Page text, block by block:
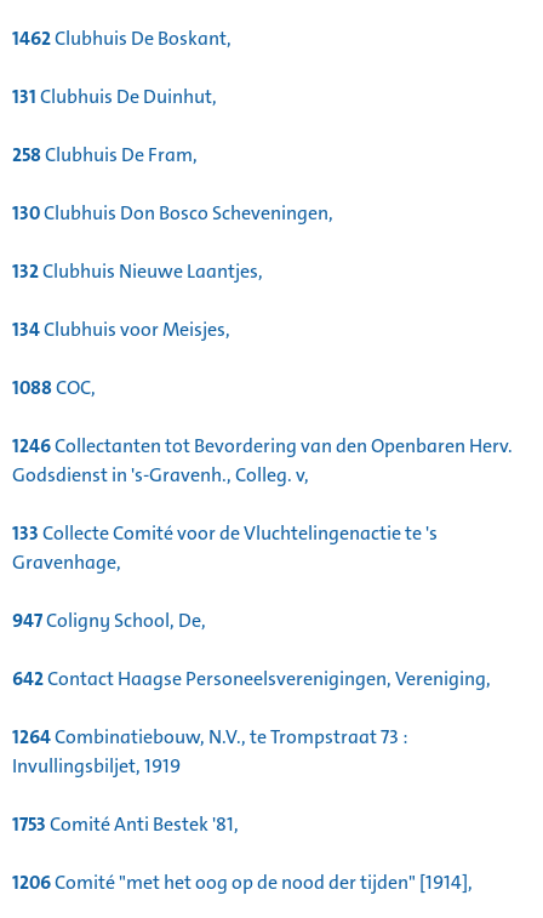
1462Clubhuis De Boskant,
131Clubhuis De Duinhut,
258Clubhuis De Fram,
130Clubhuis Don Bosco Scheveningen,
132Clubhuis Nieuwe Laantjes,
134Clubhuis voor Meisjes,
1088COC,
1246Collectanten tot Bevordering van den Openbaren Herv.
Godsdienst in 's-Gravenh., Colleg. v,
133Collecte Comité voor de Vluchtelingenactie te 's
Gravenhage,
947Coligny School, De,
642Contact Haagse Personeelsverenigingen, Vereniging,
1264Combinatiebouw, N.V., te Trompstraat 73 :
Invullingsbiljet, 1919
1753Comité Anti Bestek '81,
1206Comité "met het oog op de nood der tijden" [1914],